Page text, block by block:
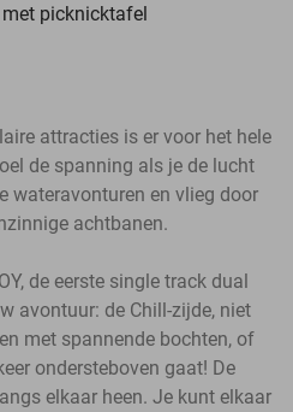
met picknicktafel
attracties is er voor het hele
de spanning als je de lucht
wateravonturen en vlieg door
achtbanen.
de eerste single track dual
avontuur: de Chill-zijde, niet
met spannende bochten, of
ondersteboven gaat! De
elkaar heen. Je kunt elkaar